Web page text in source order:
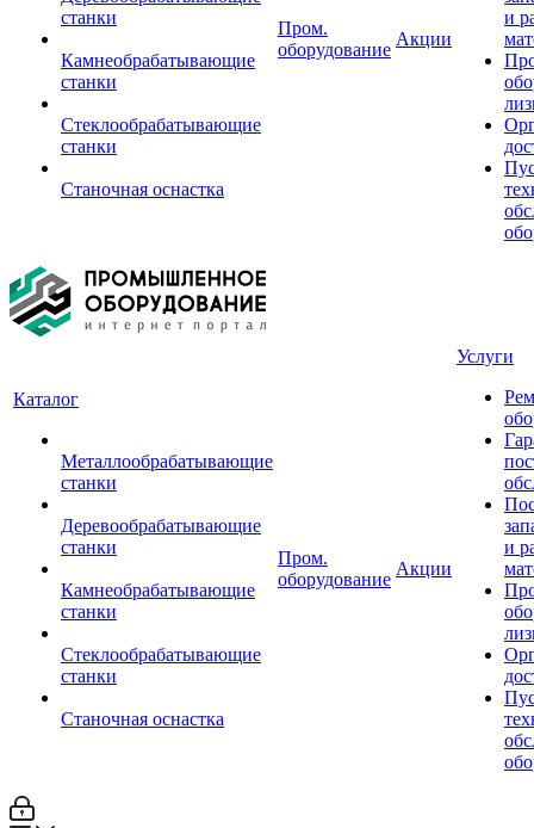
станки
Камнеобрабатывающие
станки
Стеклообрабатывающие
станки
Станочная оснастка
Пром.
оборудование
Акции
и
Каталог
Металлообрабатывающие
станки
Деревообрабатывающие
станки
Камнеобрабатывающие
станки
Стеклообрабатывающие
станки
Станочная оснастка
Пром.
оборудование
Акции
Услуги
и